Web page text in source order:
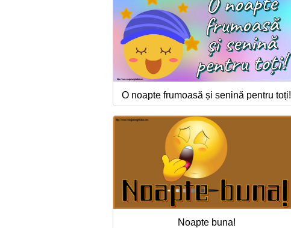
O noapte frumoasă și senină pentru toți!
Noapte buna!